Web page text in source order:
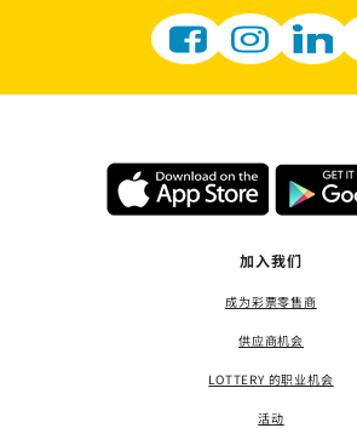
加入我们
成为彩票零售商
供应商机会
LOTTERY 的职业机会
活动